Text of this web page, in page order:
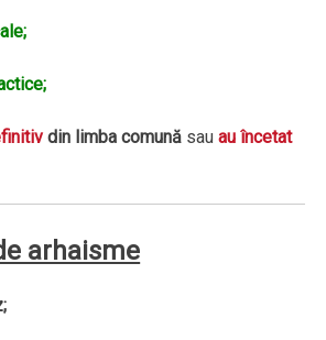
din limba comună sauau încetat
arhaisme